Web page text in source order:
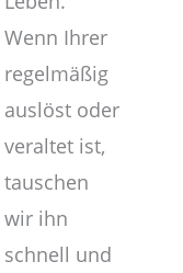
Wenn Ihrer
regelmäßig
auslöst oder
veraltet ist,
tauschen
wir ihn
schnell und